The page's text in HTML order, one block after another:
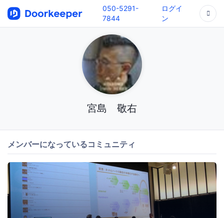
050-5291-
7844
ログイ
ン
宮島 敬右
メンバーになっているコミュニティ